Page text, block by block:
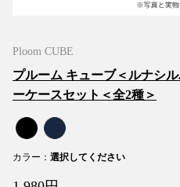
Ploom CUBE
プルーム キューブ＜ルナシ
ーケースセット＜全2種＞
カラー ： 選択してください